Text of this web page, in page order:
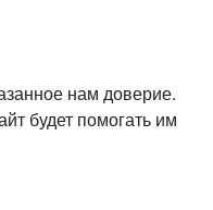
нам доверие.
будет помогать им